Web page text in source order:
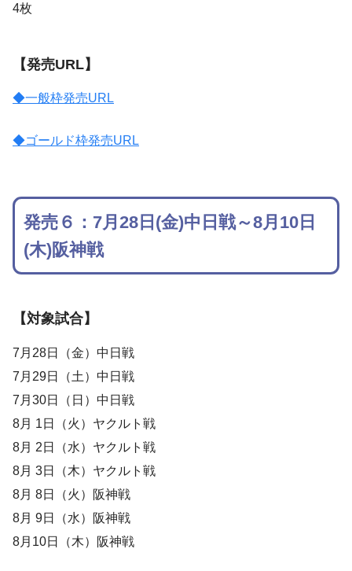
4枚
【発売URL】
◆一般枠発売URL
◆ゴールド枠発売URL
発売６：7月28日(金)中日戦～8月10日
(木)阪神戦
【対象試合】
7月28日（金）中日戦
7月29日（土）中日戦
7月30日（日）中日戦
8月 1日（火）ヤクルト戦
8月 2日（水）ヤクルト戦
8月 3日（木）ヤクルト戦
8月 8日（火）阪神戦
8月 9日（水）阪神戦
8月10日（木）阪神戦